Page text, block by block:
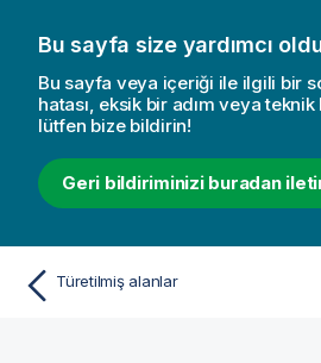
Bu sayfa size yardımcı
Bu sayfa veya içeriği ile ilgili bir
hatası, eksik bir adım veya
lütfen bize bildirin!
Geri bildiriminizi buradan
Türetilmiş alanlar